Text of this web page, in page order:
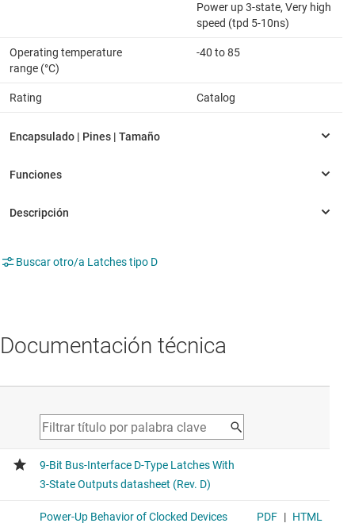
Power up 3-state, Very high
speed (tpd 5-10ns)
Operating temperature
range (°C)
-40 to 85
Rating Catalog
Buscar otro/a Latches tipo D
Documentación técnica